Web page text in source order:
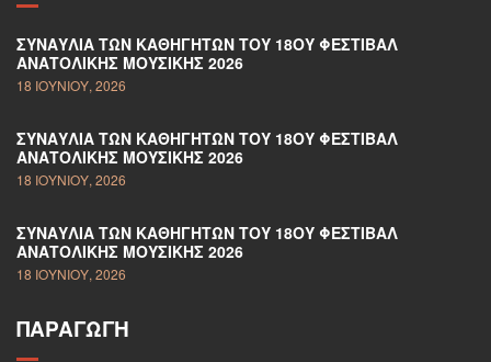
ΣΥΝΑΥΛΊΑ ΤΩΝ ΚΑΘΗΓΗΤΏΝ ΤΟΥ 18ΟΥ ΦΕΣΤΙΒΆΛ
ΑΝΑΤΟΛΙΚΉΣ ΜΟΥΣΙΚΉΣ 2026
18 ΙΟΥΝΊΟΥ, 2026
ΣΥΝΑΥΛΊΑ ΤΩΝ ΚΑΘΗΓΗΤΏΝ ΤΟΥ 18ΟΥ ΦΕΣΤΙΒΆΛ
ΑΝΑΤΟΛΙΚΉΣ ΜΟΥΣΙΚΉΣ 2026
18 ΙΟΥΝΊΟΥ, 2026
ΣΥΝΑΥΛΊΑ ΤΩΝ ΚΑΘΗΓΗΤΏΝ ΤΟΥ 18ΟΥ ΦΕΣΤΙΒΆΛ
ΑΝΑΤΟΛΙΚΉΣ ΜΟΥΣΙΚΉΣ 2026
18 ΙΟΥΝΊΟΥ, 2026
ΠΑΡΑΓΩΓΉ